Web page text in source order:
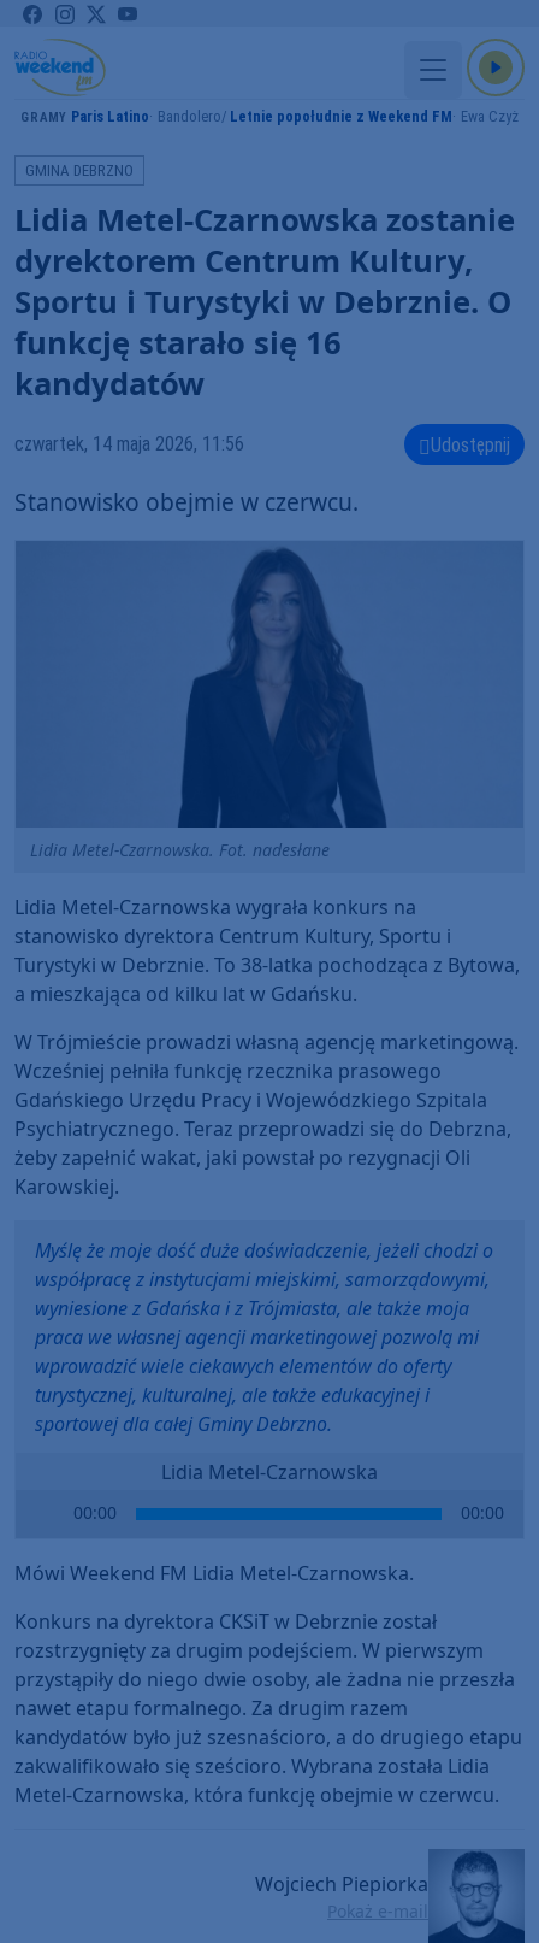
GRAMY Paris Latino Bandolero Letnie popołudnie z Weekend FM Ewa Czyż
GMINA DEBRZNO
Lidia Metel-Czarnowska zostanie
dyrektorem Centrum Kultury,
Sportu i Turystyki w Debrznie. O
funkcję starało się 16
kandydatów
czwartek, 14 maja 2026, 11:56 Udostępnij
Stanowisko obejmie w czerwcu.
Lidia Metel-Czarnowska. Fot. nadesłane
Lidia Metel-Czarnowska wygrała konkurs na
stanowisko dyrektora Centrum Kultury, Sportu i
Turystyki w Debrznie. To 38-latka pochodząca z Bytowa,
a mieszkająca od kilku lat w Gdańsku.
W Trójmieście prowadzi własną agencję marketingową.
Wcześniej pełniła funkcję rzecznika prasowego
Gdańskiego Urzędu Pracy i Wojewódzkiego Szpitala
Psychiatrycznego. Teraz przeprowadzi się do Debrzna,
żeby zapełnić wakat, jaki powstał po rezygnacji Oli
Karowskiej.
Myślę że moje dość duże doświadczenie, jeżeli chodzi o
współpracę z instytucjami miejskimi, samorządowymi,
wyniesione z Gdańska i z Trójmiasta, ale także moja
praca we własnej agencji marketingowej pozwolą mi
wprowadzić wiele ciekawych elementów do oferty
turystycznej, kulturalnej, ale także edukacyjnej i
sportowej dla całej Gminy Debrzno.
Lidia Metel-Czarnowska
00:00 00:00
Mówi Weekend FM Lidia Metel-Czarnowska.
Konkurs na dyrektora CKSiT w Debrznie został
rozstrzygnięty za drugim podejściem. W pierwszym
przystąpiły do niego dwie osoby, ale żadna nie przeszła
nawet etapu formalnego. Za drugim razem
kandydatów było już szesnaścioro, a do drugiego etapu
zakwalifikowało się sześcioro. Wybrana została Lidia
Metel-Czarnowska, która funkcję obejmie w czerwcu.
Wojciech Piepiorka
Pokaż e-mail